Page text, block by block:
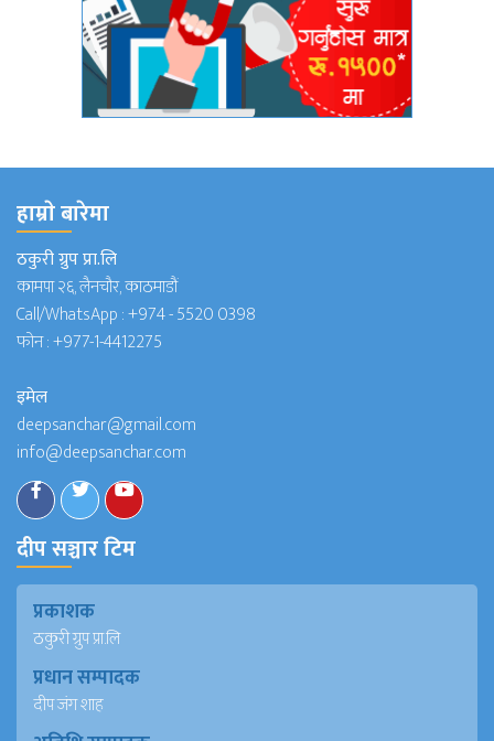
हाम्राे बारेमा
ठकुरी ग्रुप प्रा.लि
कामपा २६, लैनचौर, काठमाडौं
Call/WhatsApp :+974 - 5520 0398
फोन :+977-1-4412275
इमेल
deepsanchar@gmail.com
info@deepsanchar.com
दीप सञ्चार टिम
प्रकाशक
ठकुरी ग्रुप प्रा.लि
प्रधान सम्पादक
दीप जंग शाह